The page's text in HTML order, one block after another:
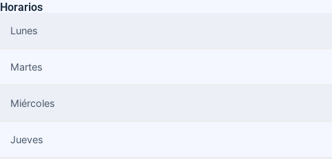
Horarios
Lunes
Martes
Miércoles
Jueves